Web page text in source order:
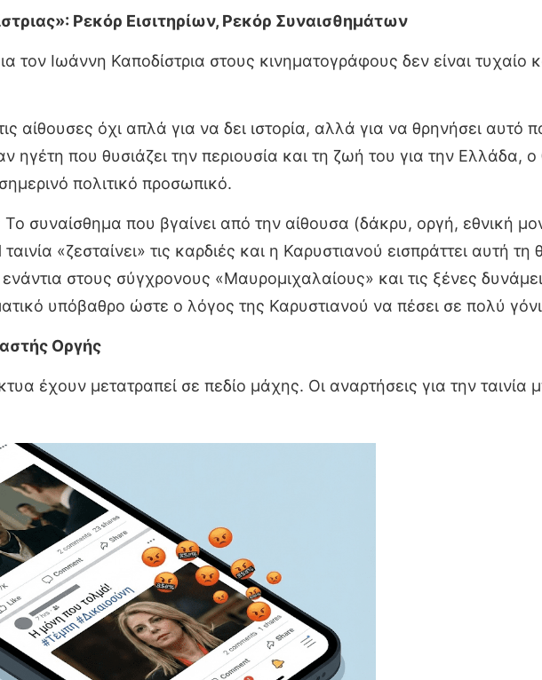
Ρεκόρ Εισιτηρίων, Ρεκόρ Συναισθημάτων
τον Ιωάννη Καποδίστρια στους κινηματογράφους δεν είναι τυχαίο
αίθουσες όχι απλά για να δει ιστορία, αλλά για να θρηνήσει αυτό
που θυσιάζει την περιουσία και τη ζωή του για την Ελλάδα, ο
πολιτικό προσωπικό.
συναίσθημα που βγαίνει από την αίθουσα (δάκρυ, οργή, εθνική
«ζεσταίνει» τις καρδιές και η Καρυστιανού εισπράττει αυτή
στους σύγχρονους «Μαυρομιχαλαίους» και τις ξένες
υπόβαθρο ώστε ο λόγος της Καρυστιανού να πέσει σε πολύ
Οργής
έχουν μετατραπεί σε πεδίο μάχης. Οι αναρτήσεις για την ταινία